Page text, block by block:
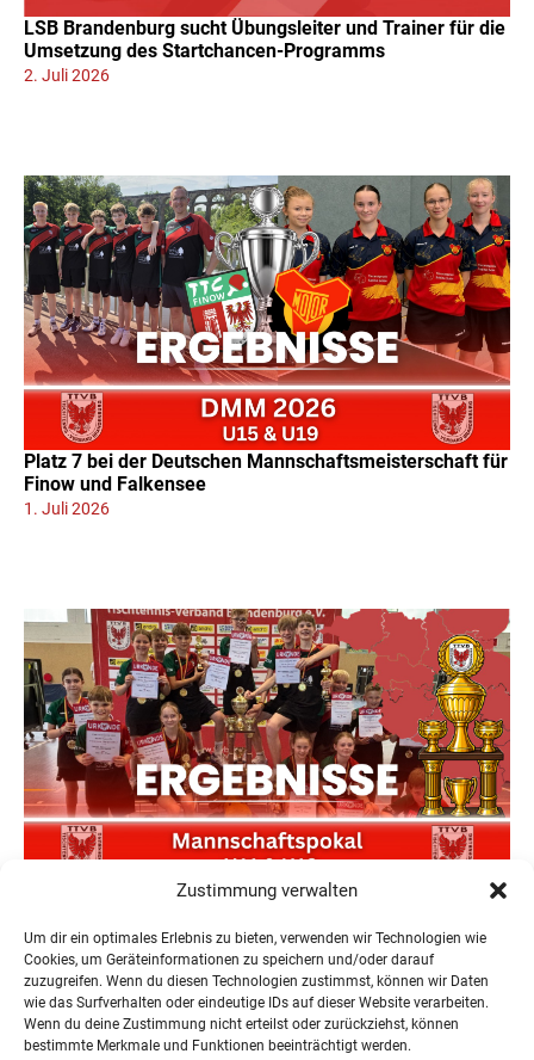
Zustimmung verwalten
Um dir ein optimales Erlebnis zu bieten, verwenden wir Technologien wie
Cookies, um Geräteinformationen zu speichern und/oder darauf
zuzugreifen. Wenn du diesen Technologien zustimmst, können wir Daten
wie das Surfverhalten oder eindeutige IDs auf dieser Website verarbeiten.
Wenn du deine Zustimmung nicht erteilst oder zurückziehst, können
bestimmte Merkmale und Funktionen beeinträchtigt werden.
LSB Brandenburg sucht Übungsleiter und Trainer für die
Umsetzung des Startchancen-Programms
2. Juli 2026
Platz 7 bei der Deutschen Mannschaftsmeisterschaft für
Finow und Falkensee
1. Juli 2026
Neuer Teilnehmerrekord und Finower Dominanz beim
22. Juni 2026
« Ältere Einträge